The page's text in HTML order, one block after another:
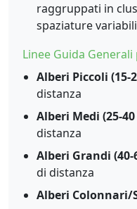
raggruppati in
spaziature
Linee Guida
Alberi Piccoli (15-
distanza
Alberi Medi (25-
distanza
Alberi Grandi
di distanza
Alberi Colonnari/